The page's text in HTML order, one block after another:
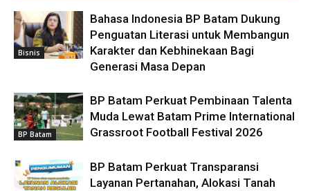
Bisnis
Bahasa Indonesia BP Batam Dukung
Penguatan Literasi untuk Membangun
Karakter dan Kebhinekaan Bagi
Generasi Masa Depan
BP Batam
BP Batam Perkuat Pembinaan Talenta
Muda Lewat Batam Prime International
Grassroot Football Festival 2026
BP Batam Perkuat Transparansi
Layanan Pertanahan, Alokasi Tanah